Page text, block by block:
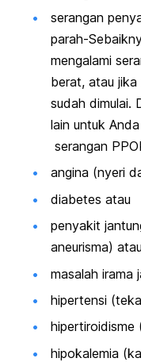
serangan
parah-
mengalami
berat, atau jika
sudah dimulai.
lain untuk
serangan
angina (nyeri
diabetes atau
penyakit
aneurisma) atau
masalah irama
hipertensi
hipertiroidisme
hipokalemia